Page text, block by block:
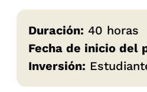
Duración: 40 horas
Fecha de inicio del
Inversión: